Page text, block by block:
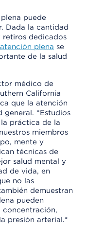
puede
Dada la cantidad
retiros dedicados
atención plena se
de la salud
médico de
California
que la atención
general. “Estudios
práctica de la
miembros
mente y
técnicas de
salud mental y
de vida, en
no las
demuestran
pueden
concentración,
presión arterial.*